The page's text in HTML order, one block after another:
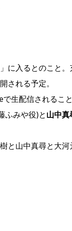
に入るとのこと。
される予定。
生配信されるこ
ふみや役)と山中真
と山中真尋と大河